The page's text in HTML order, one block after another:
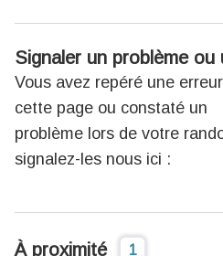
Signaler un problème ou
Vous avez repéré une
cette page ou constaté un
problème lors de votre
signalez-les nous ici :
À proximité 1